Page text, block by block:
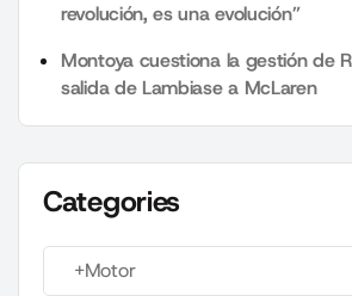
revolución, es una evolución”
Montoya cuestiona la gestión de
salida de Lambiase a McLaren
Categories
+Motor